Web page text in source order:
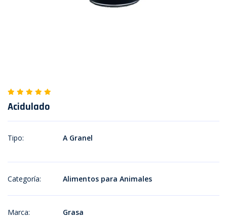
Acidulado
Tipo: A Granel
Categoría: Alimentos para Animales
Marca: Grasa